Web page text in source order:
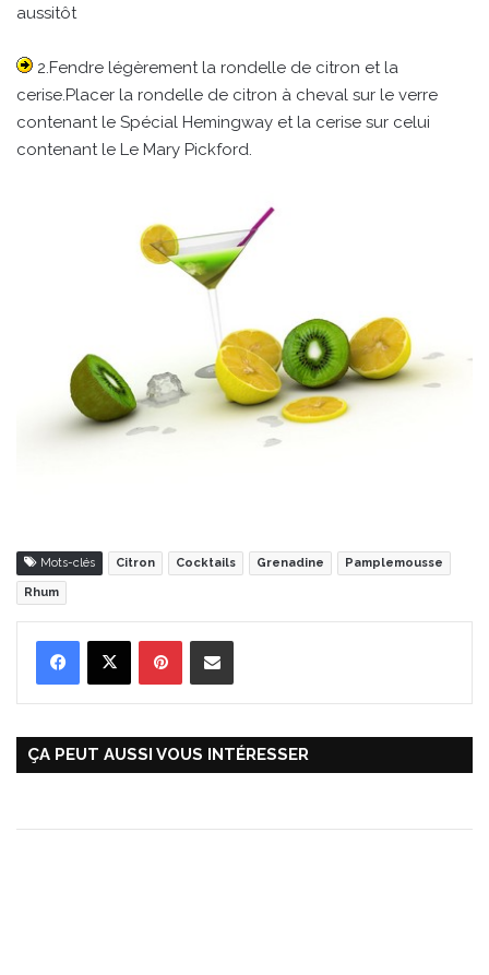
aussitôt
2.Fendre légèrement la rondelle de citron et la
cerise.Placer la rondelle de citron à cheval sur le verre
contenant le Spécial Hemingway et la cerise sur celui
contenant le Le Mary Pickford.
Mots-clés Citron Cocktails Grenadine Pamplemousse
Rhum
ÇA PEUT AUSSI VOUS INTÉRESSER